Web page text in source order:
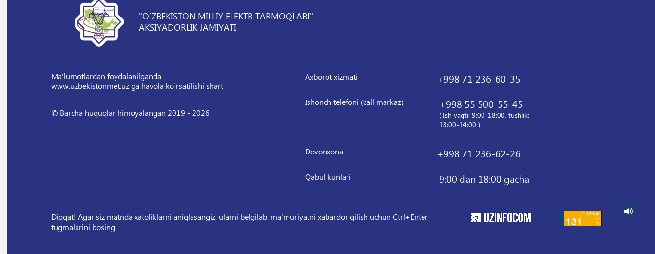
"O`ZBEKISTON MILLIY ELEKTR TARMOQLARI"
AKSIYADORLIK JAMIYATI
Ma'lumotlardan foydalanilganda
www.uzbekistonmet.uz ga havola ko`rsatilishi shart
© Barcha huquqlar himoyalangan 2019 - 2026
Axborot xizmati +998 71 236-60-35
Ishonch telefoni (call markaz) +998 55 500-55-45
( Ish vaqti: 9:00-18:00, tushlik:
13:00-14:00 )
Devonxona +998 71 236-62-26
Qabul kunlari 9:00 dan 18:00 gacha
Diqqat! Agar siz matnda xatoliklarni aniqlasangiz, ularni belgilab, ma'muriyatni xabardor qilish uchun Ctrl+Enter
tugmalarini bosing